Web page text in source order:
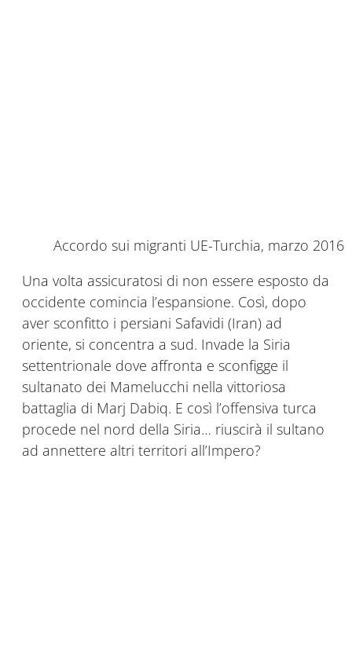
Accordo sui migranti UE-Turchia, marzo 2016
Una volta assicuratosi di non essere esposto da
occidente comincia l’espansione. Così, dopo
aver sconfitto i persiani Safavidi (Iran) ad
oriente, si concentra a sud. Invade la Siria
settentrionale dove affronta e sconfigge il
sultanato dei Mamelucchi nella vittoriosa
battaglia di Marj Dabiq. E così l’offensiva turca
procede nel nord della Siria… riuscirà il sultano
ad annettere altri territori all’Impero?